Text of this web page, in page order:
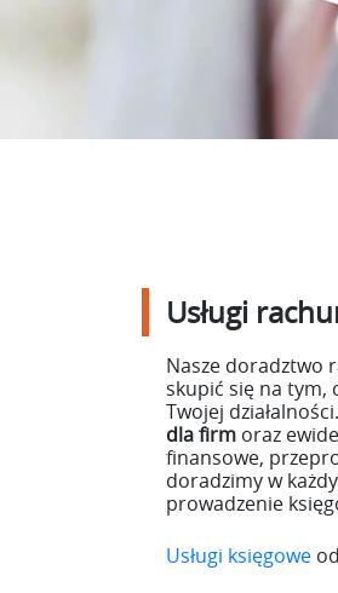
Usługi
Nasze doradztwo
skupić się na tym,
Twojej
dla firm oraz
finansowe,
doradzimy w
prowadzenie
Usługi księgowe